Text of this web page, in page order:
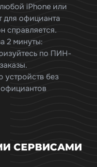
iPhone или
официанта
справляется.
2 минуты:
по ПИН-
устройств без
СЕРВИСАМИ